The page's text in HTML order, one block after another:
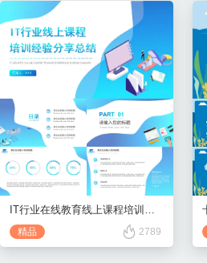
IT行业在线教育线上课程培训经验总结PPT模板
精品 2789